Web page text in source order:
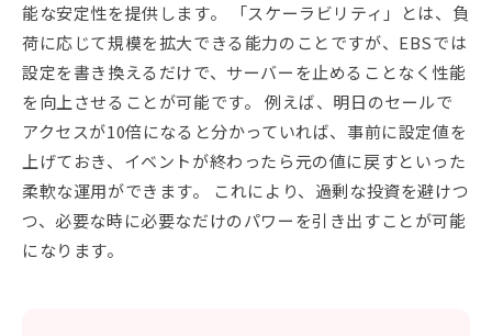
能な安定性を提供します。 「スケーラビリティ」とは、負
荷に応じて規模を拡大できる能力のことですが、EBSでは
設定を書き換えるだけで、サーバーを止めることなく性能
を向上させることが可能です。 例えば、明日のセールで
アクセスが10倍になると分かっていれば、事前に設定値を
上げておき、イベントが終わったら元の値に戻すといった
柔軟な運用ができます。 これにより、過剰な投資を避けつ
つ、必要な時に必要なだけのパワーを引き出すことが可能
になります。